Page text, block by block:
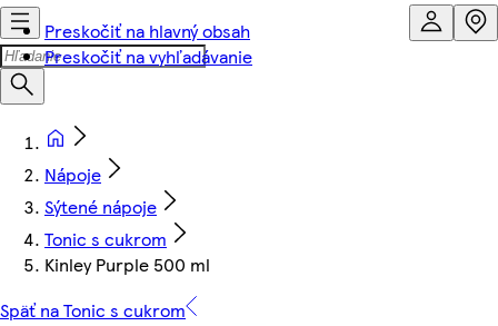
Preskočiť na hlavný obsah
Preskočiť na vyhľadávanie
Nápoje
Sýtené nápoje
Tonic s cukrom
Kinley Purple 500 ml
Späť na Tonic s cukrom